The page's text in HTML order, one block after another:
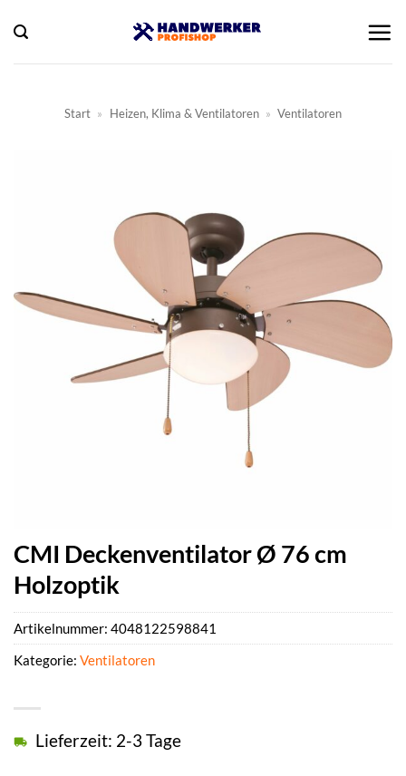
Inhalt
springen
Start » Heizen, Klima & Ventilatoren » Ventilatoren
CMI Deckenventilator Ø 76 cm
Holzoptik
Lieferzeit: 2-3 Tage
Artikelnummer: 4048122598841
Kategorie: Ventilatoren